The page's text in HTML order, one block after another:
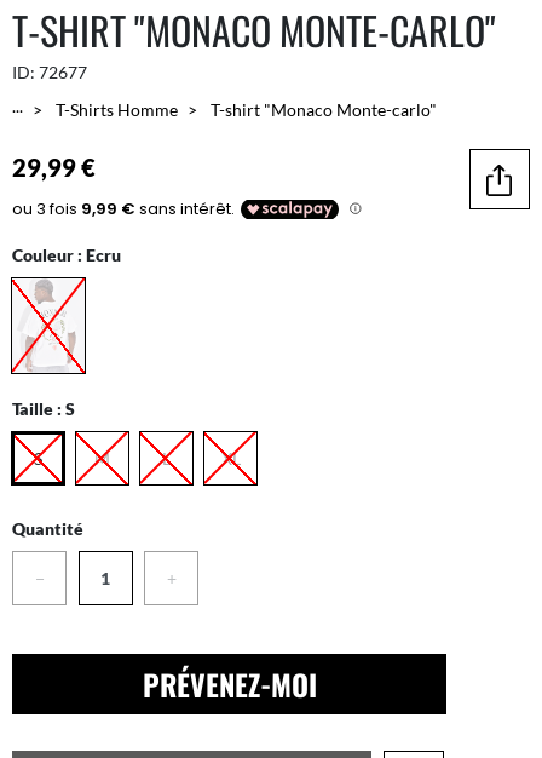
T-SHIRT "MONACO MONTE-CARLO"
ID: 72677
...
T-Shirts Homme T-shirt "Monaco Monte-carlo"
29,99 €
Couleur : Ecru
Taille : S
S M L XL
Quantité
− +
PRÉVENEZ-MOI